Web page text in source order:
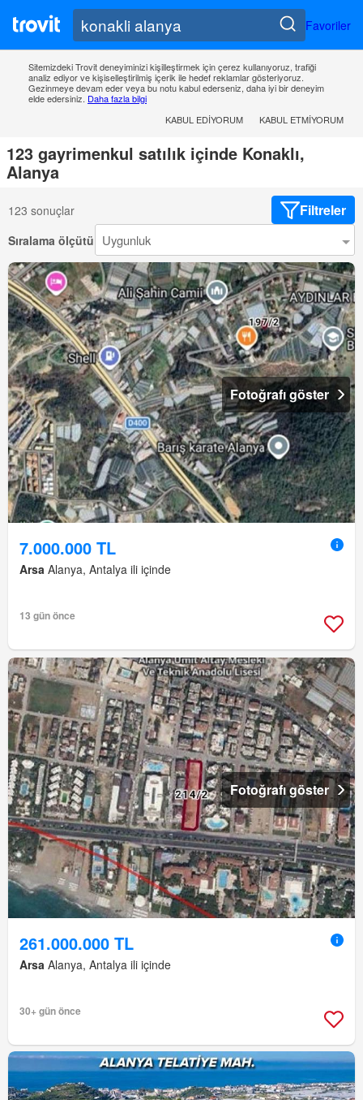
Favoriler
Sitemizdeki Trovit deneyiminizi kişilleştirmek için çerez kullanıyoruz, trafiği
analiz ediyor ve kişiselleştirilmiş içerik ile hedef reklamlar gösteriyoruz.
Gezinmeye devam eder veya bu notu kabul ederseniz, daha iyi bir deneyim
elde edersiniz. Daha fazla bilgi
KABUL EDIYORUM
KABUL ETMIYORUM
123 gayrimenkul satılık içinde Konaklı,
Alanya
123 sonuçlar Filtreler
Sıralama ölçütü
Fotoğrafı göster
7.000.000 TL
Arsa Alanya, Antalya ili içinde
13 gün önce
Fotoğrafı göster
261.000.000 TL
Arsa Alanya, Antalya ili içinde
30+ gün önce